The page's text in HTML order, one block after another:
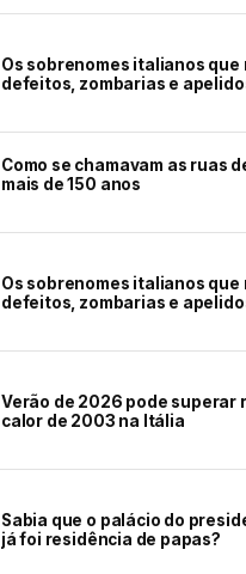
Os sobrenomes italianos que
defeitos, zombarias e
Como se chamavam as ruas
mais de 150 anos
Os sobrenomes italianos que
defeitos, zombarias e
Verão de 2026 pode superar
calor de 2003 na Itália
Sabia que o palácio do
já foi residência de papas?